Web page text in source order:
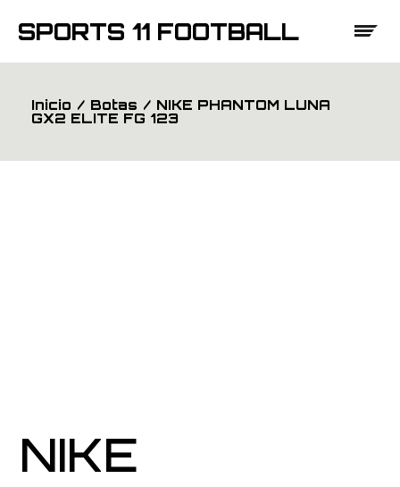
contenido
SPORTS 11 FOOTBALL
Inicio Botas NIKE PHANTOM LUNA
GX2 ELITE FG 123
NIKE